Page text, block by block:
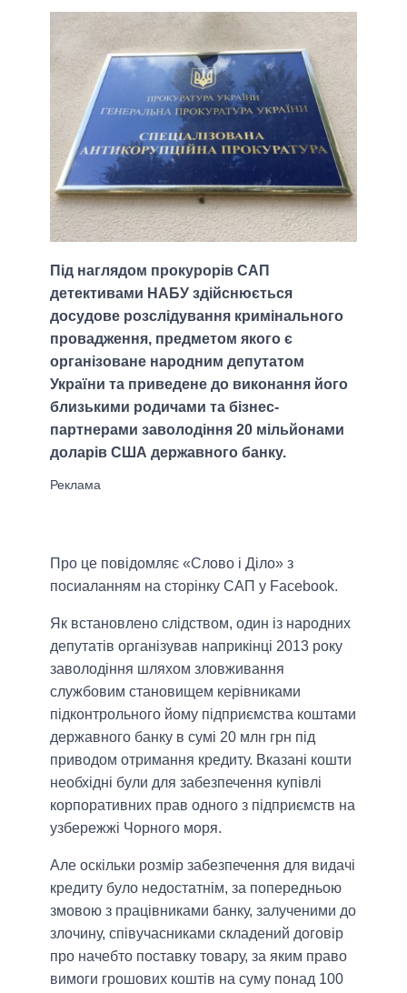
Під наглядом прокурорів САП
детективами НАБУ здійснюється
досудове розслідування кримінального
провадження, предметом якого є
організоване народним депутатом
України та приведене до виконання його
близькими родичами та бізнес-
партнерами заволодіння 20 мільйонами
доларів США державного банку.
Про це повідомляє «Слово і Діло» з
посиаланням на сторінку САП у Facebook.
Як встановлено слідством, один із народних
депутатів організував наприкінці 2013 року
заволодіння шляхом зловживання
службовим становищем керівниками
підконтрольного йому підприємства коштами
державного банку в сумі 20 млн грн під
приводом отримання кредиту. Вказані кошти
необхідні були для забезпечення купівлі
корпоративних прав одного з підприємств на
узбережжі Чорного моря.
Але оскільки розмір забезпечення для видачі
кредиту було недостатнім, за попередньою
змовою з працівниками банку, залученими до
злочину, співучасниками складений договір
про начебто поставку товару, за яким право
вимоги грошових коштів на суму понад 100